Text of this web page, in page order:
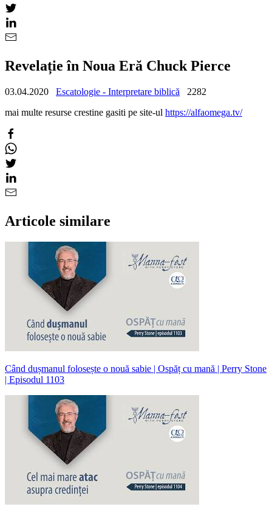
Revelație în Noua Eră Chuck Pierce
03.04.2020 Escatologie - Interpretare biblică
2282
mai multe resurse crestine gasiti pe site-ul https://alfaomega.tv/
Articole similare
Când dușmanul folosește o nouă sabie | Ospăț cu mană | Perry Stone
| Episodul 1103